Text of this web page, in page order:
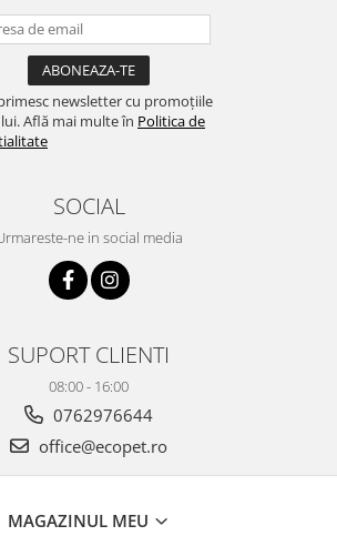
newsletter cu promoțiile
Află mai multe în Politica de
SOCIAL
ne in social media
SUPORT CLIENTI
08:00 - 16:00
0762976644
office@ecopet.ro
MAGAZINUL MEU